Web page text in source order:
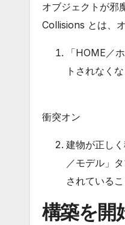
オブジェクトが邪
Collisions とは、
「HOME／
トされなくな
衝突オン
建物が正し
／モデル」
されている
構築を開